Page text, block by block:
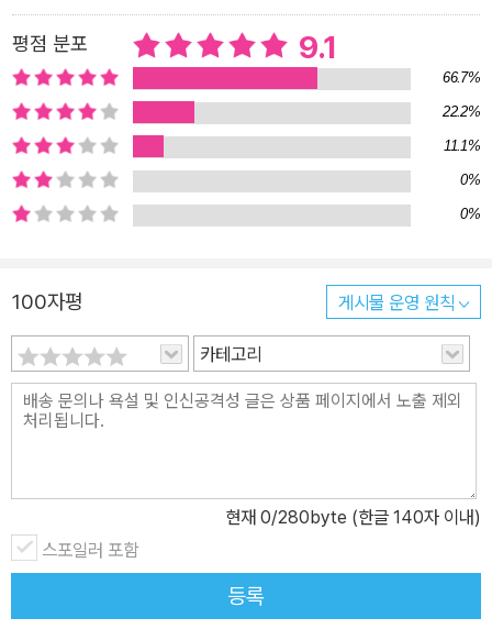
는 톨스토이의 전쟁과 평화』, 도스토예프스키의 『백치』와 더불어 러
시아 혁명 이전 “러시아 문학의 3대 걸작”이라 주장하는 사람도 있
다. 이 책의 역자 오강남 박사는 1970년대 초 캐나다에 유학하면서
이 책을 처음으로 접했는데 그 당시 기독교에도 불교의 ‘염불’과 같은
종교적 수행이 있다는 사실에 놀라움을 금치 못했다고 한다. 그 후 캐
나다 대학에서 가르치면서 종교학 개론 과목을 담당할 때에는 언제나
학생들에게 이 책을 읽고 독후감을 써오라는 과제를 냈다. 그리고 한
국 독자들에게도 이 책을 알리고 싶은 마음에 영어본으로 나온 모든
고, 평온한 느낌을 갖게 하여 조용하게 묵상할 수 있도록 도와준다. 사
람들 앞에 소리를 내어 기도하는 것에 익숙해진 그리스도인들이라면
처음에 책의 주인공이 행하는 기도 방식, 즉 “예수의 기도”가 낯설게
느껴질 수도 있을 것이다. 그러나 책을 읽다보면 어느새 예수의 기도,
우리가 알지 못했던 혹은 우리에게 익숙하지 않던 예수의 기도가 책
된다. 쉬지 말고 기도하는 삶을 꿈꾸는 모든 그리스도인들에게, 기도
로 영적인 성장을 꿈꾸는 모든 그리스도인들에게 “예수의 기도”는 새
로운 희망이 될 것이다.
평점 분포 9.1
66.7%
22.2%
11.1%
0%
0%
100자평 게시물 운영 원칙
카테고리
현재 0/280byte (한글 140자 이내)
스포일러 포함
등록